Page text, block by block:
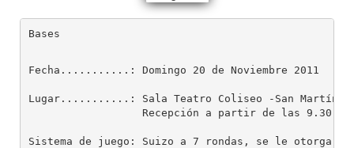
Bases
Fecha...........: Domingo 20 de Noviembre 2011
Lugar...........: Sala Teatro Coliseo -San Martín
Recepción a partir de las 9.30
Sistema de juego: Suizo a 7 rondas, se le